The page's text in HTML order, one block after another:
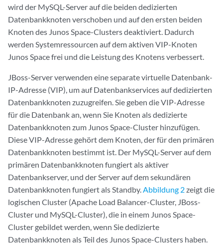
wird der MySQL-Server auf die beiden dedizierten
Datenbankknoten verschoben und auf den ersten beiden
Knoten des Junos Space-Clusters deaktiviert. Dadurch
werden Systemressourcen auf dem aktiven VIP-Knoten
Junos Space frei und die Leistung des Knotens verbessert.
JBoss-Server verwenden eine separate virtuelle Datenbank-
IP-Adresse (VIP), um auf Datenbankservices auf dedizierten
Datenbankknoten zuzugreifen. Sie geben die VIP-Adresse
für die Datenbank an, wenn Sie Knoten als dedizierte
Datenbankknoten zum Junos Space-Cluster hinzufügen.
Diese VIP-Adresse gehört dem Knoten, der für den primären
Datenbankknoten bestimmt ist. Der MySQL-Server auf dem
primären Datenbankknoten fungiert als aktiver
Datenbankserver, und der Server auf dem sekundären
Datenbankknoten fungiert als Standby.Abbildung 2zeigt die
logischen Cluster (Apache Load Balancer-Cluster, JBoss-
Cluster und MySQL-Cluster), die in einem Junos Space-
Cluster gebildet werden, wenn Sie dedizierte
Datenbankknoten als Teil des Junos Space-Clusters haben.